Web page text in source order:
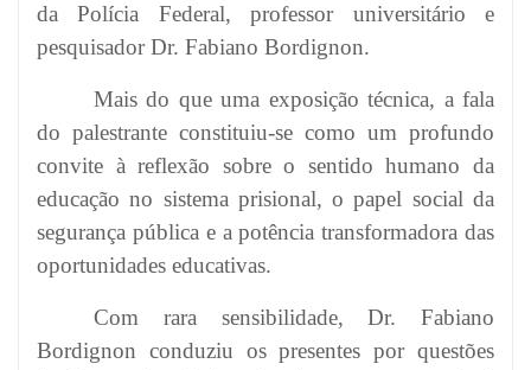
da Polícia Federal, professor universitário e
pesquisador Dr. Fabiano Bordignon.
Mais do que uma exposição técnica, a fala
do palestrante constituiu-se como um profundo
convite à reflexão sobre o sentido humano da
educação no sistema prisional, o papel social da
segurança pública e a potência transformadora das
oportunidades educativas.
Com rara sensibilidade, Dr. Fabiano
Bordignon conduziu os presentes por questões